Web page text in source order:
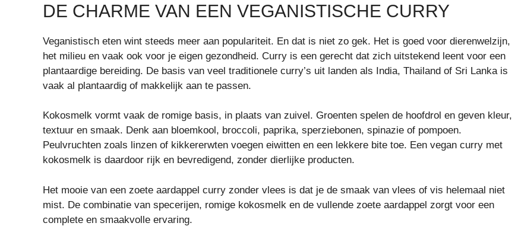
DE CHARME VAN EEN VEGANISTISCHE CURRY
Veganistisch eten wint steeds meer aan populariteit. En dat is niet zo gek. Het is goed voor dierenwelzijn,
het milieu en vaak ook voor je eigen gezondheid. Curry is een gerecht dat zich uitstekend leent voor een
plantaardige bereiding. De basis van veel traditionele curry’s uit landen als India, Thailand of Sri Lanka is
vaak al plantaardig of makkelijk aan te passen.
Kokosmelk vormt vaak de romige basis, in plaats van zuivel. Groenten spelen de hoofdrol en geven kleur,
textuur en smaak. Denk aan bloemkool, broccoli, paprika, sperziebonen, spinazie of pompoen.
Peulvruchten zoals linzen of kikkererwten voegen eiwitten en een lekkere bite toe. Een vegan curry met
kokosmelk is daardoor rijk en bevredigend, zonder dierlijke producten.
Het mooie van een zoete aardappel curry zonder vlees is dat je de smaak van vlees of vis helemaal niet
mist. De combinatie van specerijen, romige kokosmelk en de vullende zoete aardappel zorgt voor een
complete en smaakvolle ervaring.